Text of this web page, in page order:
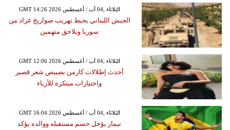
GMT 14:26 2026 الثلاثاء ,04 آب / أغسطس
الجيش اللبناني يحبط تهريب صواريخ غراد من
سوريا ويلاحق متهمين
GMT 12:06 2026 الثلاثاء ,04 آب / أغسطس
أحدث إطلالات كارمن بصيبص شعر قصير
واختيارات مبتكرة للأزياء
GMT 16:04 2026 الثلاثاء ,04 آب / أغسطس
نيمار يؤجل حسم مستقبله ووالده يؤكد